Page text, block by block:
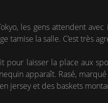
les gens attendent
tamise la salle. C’est très
pour laisser la place aux
apparaît. Rasé,
jersey et des baskets